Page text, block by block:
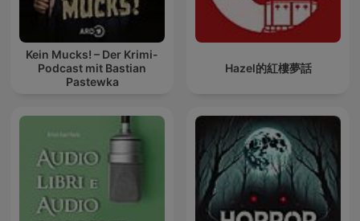
Kein Mucks! – Der Krimi-
Podcast mit Bastian
Pastewka
Hazel的紅樓夢話